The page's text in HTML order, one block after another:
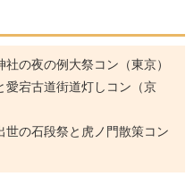
の夜の例大祭コン（東京）
愛宕古道街道灯しコン（京
世の石段祭と虎ノ門散策コン